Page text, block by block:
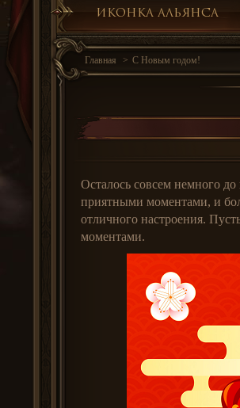
Иконка альянса
Главная С Новым годом!
Осталось совсем немного
приятными моментами, и
отличного настроения.
моментами.